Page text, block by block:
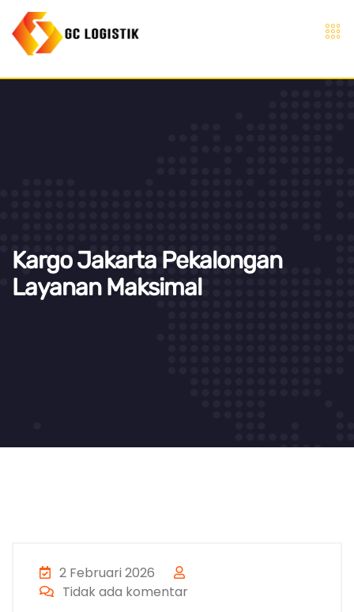
Kargo Jakarta Pekalongan
Layanan Maksimal
2 Februari 2026
Tidak ada komentar